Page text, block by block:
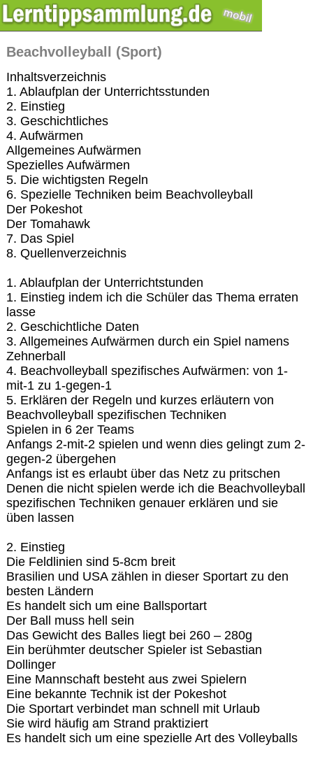
Beachvolleyball (Sport)
Inhaltsverzeichnis
1. Ablaufplan der Unterrichtsstunden
2. Einstieg
3. Geschichtliches
4. Aufwärmen
Allgemeines Aufwärmen
Spezielles Aufwärmen
5. Die wichtigsten Regeln
6. Spezielle Techniken beim Beachvolleyball
Der Pokeshot
Der Tomahawk
7. Das Spiel
8. Quellenverzeichnis
1. Ablaufplan der Unterrichtstunden
1. Einstieg indem ich die Schüler das Thema erraten
lasse
2. Geschichtliche Daten
3. Allgemeines Aufwärmen durch ein Spiel namens
Zehnerball
4. Beachvolleyball spezifisches Aufwärmen: von 1-
mit-1 zu 1-gegen-1
5. Erklären der Regeln und kurzes erläutern von
Beachvolleyball spezifischen Techniken
Spielen in 6 2er Teams
Anfangs 2-mit-2 spielen und wenn dies gelingt zum 2-
gegen-2 übergehen
Anfangs ist es erlaubt über das Netz zu pritschen
Denen die nicht spielen werde ich die Beachvolleyball
spezifischen Techniken genauer erklären und sie
üben lassen
2. Einstieg
Die Feldlinien sind 5-8cm breit
Brasilien und USA zählen in dieser Sportart zu den
besten Ländern
Es handelt sich um eine Ballsportart
Der Ball muss hell sein
Das Gewicht des Balles liegt bei 260 – 280g
Ein berühmter deutscher Spieler ist Sebastian
Dollinger
Eine Mannschaft besteht aus zwei Spielern
Eine bekannte Technik ist der Pokeshot
Die Sportart verbindet man schnell mit Urlaub
Sie wird häufig am Strand praktiziert
Es handelt sich um eine spezielle Art des Volleyballs